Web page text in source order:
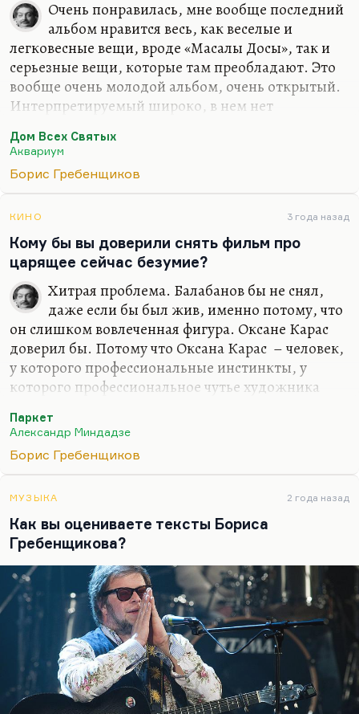
Конечно, если нет рядом платана, на который
можно опереться. Да, «я хотел бы опираться на
платан», но платана нет, да они и не…
Очень понравилась, мне вообще последний
альбом нравится весь, как веселые и
легковесные вещи, вроде «Масалы Досы», так и
серьезные вещи, которые там преобладают. Это
вообще очень молодой альбом, очень открытый.
Интерпретируемый широко, в нем нет
И он очень неожидан по своей мрачной веселухе,
несколько протестной.
Дом Всех Святых
Аквариум
Борис Гребенщиков
КИНО 3 года назад
Кому бы вы доверили снять фильм про
царящее сейчас безумие?
Хитрая проблема. Балабанов бы не снял,
даже если бы был жив, именно потому, что
он слишком вовлеченная фигура. Оксане Карас
доверил бы. Потому что Оксана Карас – человек,
у которого профессиональные инстинкты, у
которого профессиональное чутье художника
какие-то там шедевры интеллектуализма. Но
чутье этой женщины феноменально.
льду, она сумела снять трагедии, а не апологию.
Ну и Хаматова хорошо сыграла, конечно. У Карас
есть какое-то интуитивное, этико-эстетическое
чутье. Мне один хороший американский студент
сказал: «Вы все говорите «этико-эстетический
дуализм», а это ведь не дуализм.…
Паркет
Александр Миндадзе
Борис Гребенщиков
МУЗЫКА 2 года назад
Как вы оцениваете тексты Бориса
Гребенщикова?